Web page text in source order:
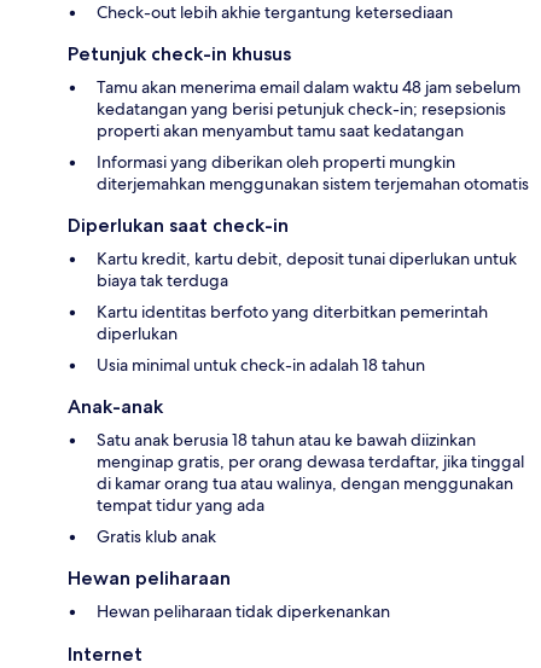
Check-out lebih akhie tergantung ketersediaan
Petunjuk check-in khusus
Tamu akan menerima email dalam waktu 48 jam sebelum
kedatangan yang berisi petunjuk check-in; resepsionis
properti akan menyambut tamu saat kedatangan
Informasi yang diberikan oleh properti mungkin
diterjemahkan menggunakan sistem terjemahan otomatis
Diperlukan saat check-in
Kartu kredit, kartu debit, deposit tunai diperlukan untuk
biaya tak terduga
Kartu identitas berfoto yang diterbitkan pemerintah
diperlukan
Usia minimal untuk check-in adalah 18 tahun
Anak-anak
Satu anak berusia 18 tahun atau ke bawah diizinkan
menginap gratis, per orang dewasa terdaftar, jika tinggal
di kamar orang tua atau walinya, dengan menggunakan
tempat tidur yang ada
Gratis klub anak
Hewan peliharaan
Hewan peliharaan tidak diperkenankan
Internet